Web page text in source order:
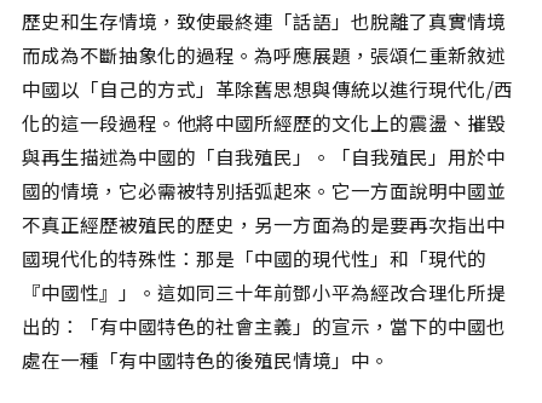
歷史和生存情境，致使最終連「話語」也脫離了真實情境
而成為不斷抽象化的過程。為呼應展題，張頌仁重新敘述
中國以「自己的方式」革除舊思想與傳統以進行現代化/西
化的這一段過程。他將中國所經歷的文化上的震盪、摧毀
與再生描述為中國的「自我殖民」。「自我殖民」用於中
國的情境，它必需被特別括弧起來。它一方面說明中國並
不真正經歷被殖民的歷史，另一方面為的是要再次指出中
國現代化的特殊性：那是「中國的現代性」和「現代的
『中國性』」。這如同三十年前鄧小平為經改合理化所提
出的：「有中國特色的社會主義」的宣示，當下的中國也
處在一種「有中國特色的後殖民情境」中。